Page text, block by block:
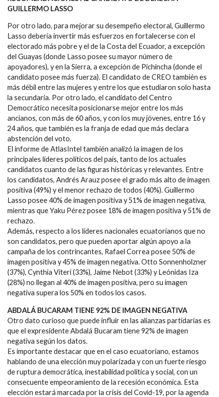
GUILLERMO LASSO
Por otro lado, para mejorar su desempeño electoral, Guillermo
Lasso debería invertir más esfuerzos en fortalecerse con el
electorado más pobre y el de la Costa del Ecuador, a excepción
del Guayas (donde Lasso posee su mayor número de
apoyadores), y en la Sierra, a excepción de Pichincha (donde el
candidato posee más fuerza). El candidato de CREO también es
más débil entre las mujeres y entre los que estudiaron solo hasta
la secundaria. Por otro lado, el candidato del Centro
Democrático necesita posicionarse mejor entre los más
ancianos, con más de 60 años, y con los muy jóvenes, entre 16 y
24 años, que también es la franja de edad que más declara
abstención del voto.
El informe de AtlasIntel también analizó la imagen de los
principales líderes políticos del país, tanto de los actuales
candidatos cuanto de las figuras históricas y relevantes. Entre
los candidatos, Andrés Arauz posee el grado más alto de imagen
positiva (49%) y el menor rechazo de todos (40%). Guillermo
Lasso posee 40% de imagen positiva y 51% de imagen negativa,
mientras que Yaku Pérez posee 18% de imagen positiva y 51% de
rechazo.
Además, respecto a los líderes nacionales ecuatorianos que no
son candidatos, pero que pueden aportar algún apoyo a la
campaña de los contrincantes, Rafael Correa posee 50% de
imagen positiva y 45% de imagen negativa. Otto Sonnenholzner
(37%), Cynthia Viteri (33%), Jaime Nebot (33%) y Leónidas Iza
(28%) no llegan al 40% de imagen positiva, pero su imagen
negativa supera los 50% en todos los casos.
ABDALÁ BUCARAM TIENE 92% DE IMAGEN NEGATIVA
Otro dato curioso que puede influir en las alianzas partidarias es
que el expresidente Abdalá Bucaram tiene 92% de imagen
negativa según los datos.
Es importante destacar que en el caso ecuatoriano, estamos
hablando de una elección muy polarizada y con un fuerte riesgo
de ruptura democrática, inestabilidad política y social, con un
consecuente empeoramiento de la recesión económica. Esta
elección estará marcada por la crisis del Covid-19, por la agenda